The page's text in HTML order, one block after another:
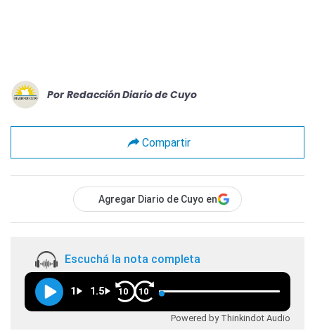
Por Redacción Diario de Cuyo
Compartir
Agregar Diario de Cuyo en
Escuchá la nota completa
1 1.5 10 10
Powered by Thinkindot Audio